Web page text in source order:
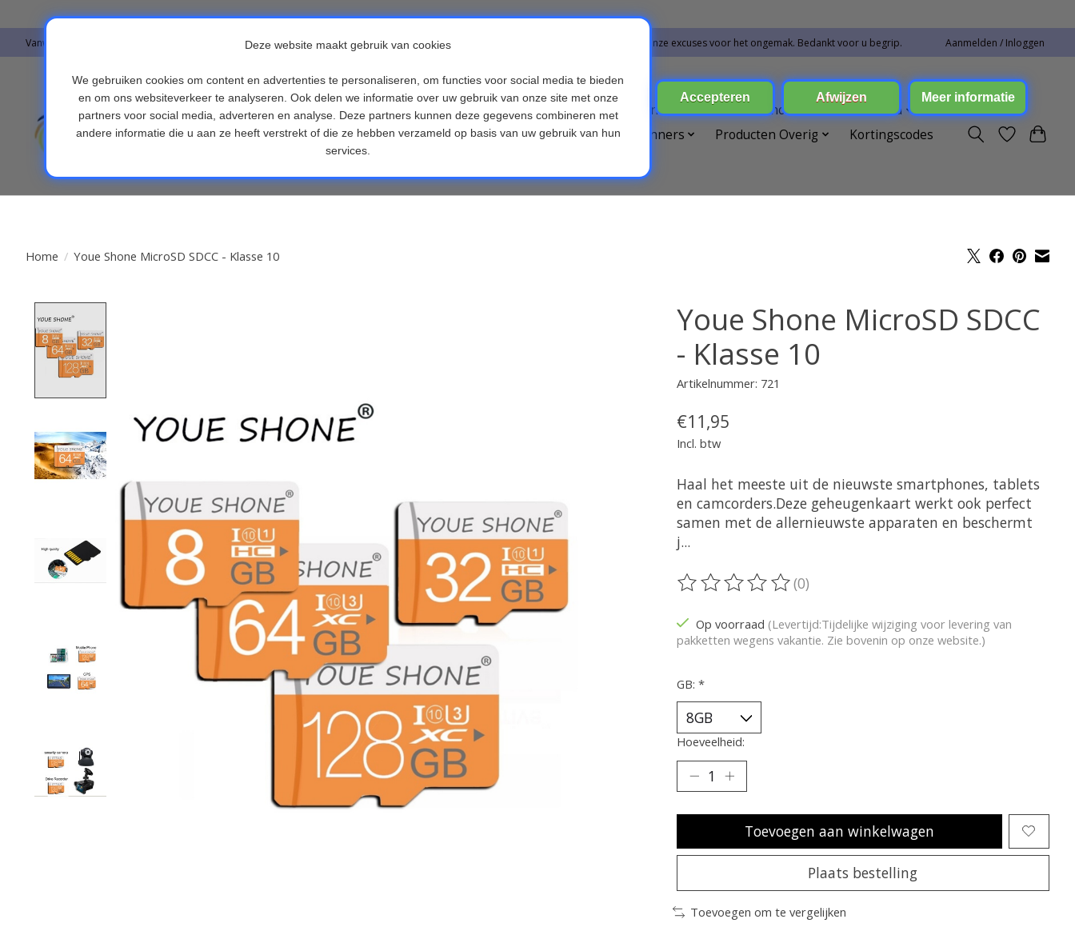
Vanwege vakantie worden er op moment geen pakketjes verstuurd. Alles bestellingen vanaf 09-07-2026 word op 10-08-2026 verzonden. Onze excuses voor het ongemak. Bedankt voor u begrip. Aanmelden / Inloggen
Auto's & Accessoires Broedmachines Computer & Telefoon Dieren Toebehoren
Elektronica
Endoscopen
Fietsverlichting Kinderen & Baby's OBD scanners Producten Overig
Kortingscodes
Home / Youe Shone MicroSD SDCC - Klasse 10
Youe Shone MicroSD SDCC
- Klasse 10
Artikelnummer: 721
€11,95
Incl. btw
Haal het meeste uit de nieuwste smartphones, tablets
en camcorders.Deze geheugenkaart werkt ook perfect
samen met de allernieuwste apparaten en beschermt
j...
De beoordeling van dit product is
(0)
Op voorraad (Levertijd:Tijdelijke wijziging voor levering van
pakketten wegens vakantie. Zie bovenin op onze website.)
GB: *
Hoeveelheid:
Toevoegen aan winkelwagen
Plaats bestelling
Toevoegen om te vergelijken